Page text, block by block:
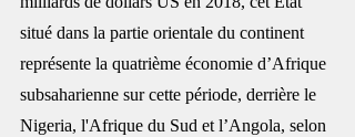
situé dans la partie orientale du continent
représente la quatrième économie d’Afrique
subsaharienne sur cette période, derrière le
Nigeria, l'Afrique du Sud et l’Angola, selon